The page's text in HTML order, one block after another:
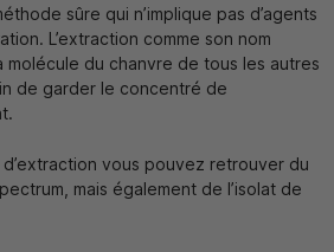
sûre qui n’implique pas d’agents
L’extraction comme son nom
molécule du chanvre de tous les autres
de garder le concentré de
vous pouvez retrouver du
mais également de l’isolat de